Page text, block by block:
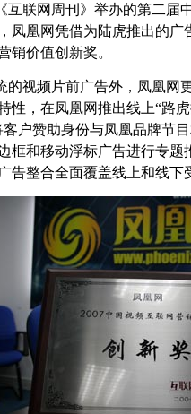
互联网周刊》举办的第二届
凤凰网凭借为陆虎推出的广
销价值创新奖。
的视频片前广告外，凤凰网
性，在凤凰网推出线上“路
客户赞助身份与凤凰品牌节
框和移动浮标广告进行专题
告整合全面覆盖线上和线下